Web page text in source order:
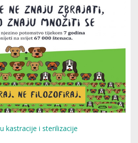
kastracije i sterilizacije